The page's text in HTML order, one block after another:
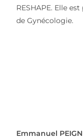
RESHAPE. Elle
de Gynécologie.
Emmanuel